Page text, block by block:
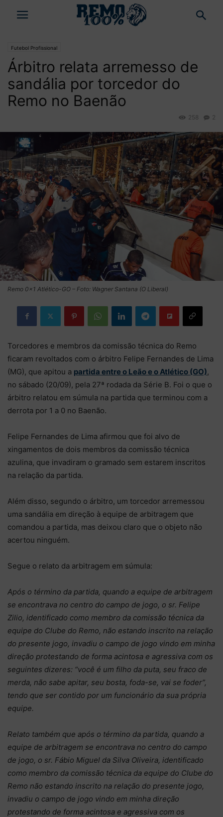
Futebol Profissional
Árbitro relata arremesso de
sandália por torcedor do
Remo no Baenão
2
258
Remo 0×1 Atlético-GO – Foto: Wagner Santana (O Liberal)
Torcedores e membros da comissão técnica do Remo
ficaram revoltados com o árbitro Felipe Fernandes de Lima
(MG), que apitou a partida entre o Leão e o Atlético (GO),
no sábado (20/09), pela 27ª rodada da Série B. Foi o que o
árbitro relatou em súmula na partida que terminou com a
derrota por 1 a 0 no Baenão.
Felipe Fernandes de Lima afirmou que foi alvo de
xingamentos de dois membros da comissão técnica
azulina, que invadiram o gramado sem estarem inscritos
na relação da partida.
Além disso, segundo o árbitro, um torcedor arremessou
uma sandália em direção à equipe de arbitragem que
comandou a partida, mas deixou claro que o objeto não
acertou ninguém.
Segue o relato da arbitragem em súmula:
Após o término da partida, quando a equipe de arbitragem
se encontrava no centro do campo de jogo, o sr. Felipe
Zilio, identificado como membro da comissão técnica da
equipe do Clube do Remo, não estando inscrito na relação
do presente jogo, invadiu o campo de jogo vindo em minha
direção protestando de forma acintosa e agressiva com os
seguintes dizeres: “você é um filho da puta, seu fraco de
merda, não sabe apitar, seu bosta, foda-se, vai se foder”,
tendo que ser contido por um funcionário da sua própria
equipe.
Relato também que após o término da partida, quando a
equipe de arbitragem se encontrava no centro do campo
de jogo, o sr. Fábio Miguel da Silva Oliveira, identificado
como membro da comissão técnica da equipe do Clube do
Remo não estando inscrito na relação do presente jogo,
invadiu o campo de jogo vindo em minha direção
protestando de forma acintosa e agressiva com os